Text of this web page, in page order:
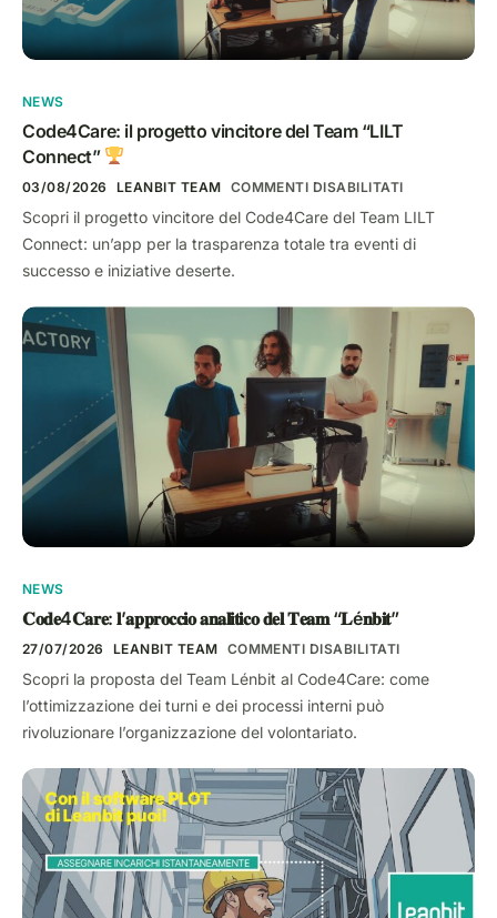
NEWS
Code4Care: il progetto vincitore del Team “LILT
Connect”
03/08/2026 LEANBIT TEAM COMMENTI DISABILITATI
Scopri il progetto vincitore del Code4Care del Team LILT
Connect: un’app per la trasparenza totale tra eventi di
successo e iniziative deserte.
NEWS
𝐂𝐨𝐝𝐞4𝐂𝐚𝐫𝐞: 𝐥’𝐚𝐩𝐩𝐫𝐨𝐜𝐜𝐢𝐨 𝐚𝐧𝐚𝐥𝐢𝐭𝐢𝐜𝐨 𝐝𝐞𝐥 𝐓𝐞𝐚𝐦 “𝐋é𝐧𝐛𝐢𝐭”
27/07/2026 LEANBIT TEAM COMMENTI DISABILITATI
Scopri la proposta del Team Lénbit al Code4Care: come
l’ottimizzazione dei turni e dei processi interni può
rivoluzionare l’organizzazione del volontariato.